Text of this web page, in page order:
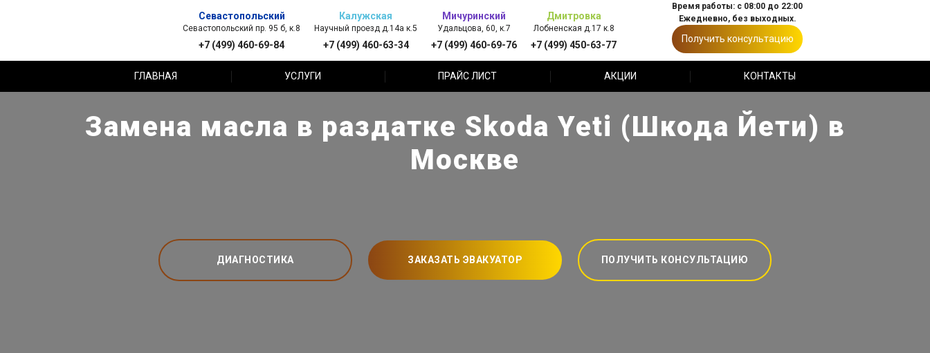
Севастопольский
Севастопольский пр. 95 б, к.8
+7 (499) 460-69-84
Калужская
Научный проезд д.14а к.5
+7 (499) 460-63-34
Мичуринский
Удальцова, 60, к.7
+7 (499) 460-69-76
Дмитровка
Лобненская д.17 к.8
+7 (499) 450-63-77
Время работы: с 08:00 до 22:00
Ежедневно, без выходных.
Получить консультацию
ГЛАВНАЯ УСЛУГИ ПРАЙС ЛИСТ АКЦИИ КОНТАКТЫ
Замена масла в раздатке Skoda Yeti (Шкода Йети) в
Москве
ДИАГНОСТИКА ЗАКАЗАТЬ ЭВАКУАТОР ПОЛУЧИТЬ КОНСУЛЬТАЦИЮ